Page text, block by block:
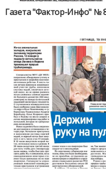
Газета "Фактор-Инфо" № 8